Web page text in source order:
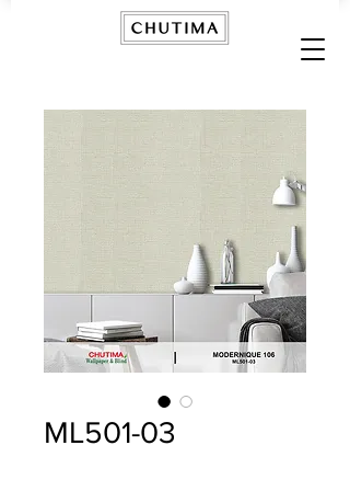
ML501-03